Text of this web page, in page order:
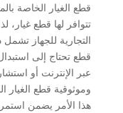
قطع الغيار الخاصة
تتوافر لها قطع غيار،
التجارية للجهاز
قطع تحتاج إلى
عبر الإنترنت أو
وموثوقية قطع الغيار
هذا الأمر يضمن